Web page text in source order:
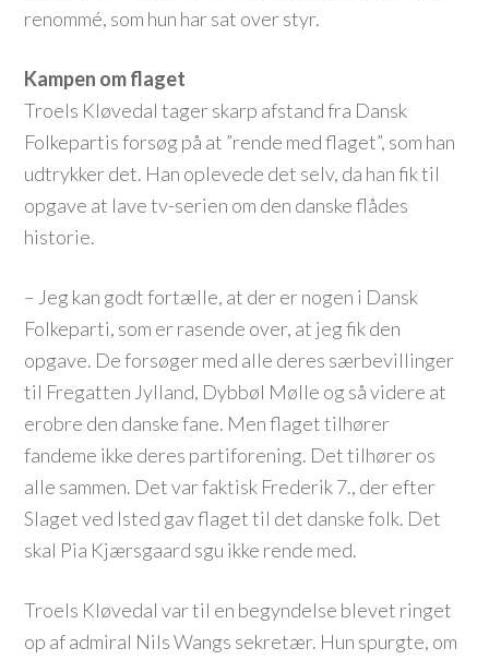
renommé, som hun har sat over styr.
Kampen om flaget
Troels Kløvedal tager skarp afstand fra Dansk
Folkepartis forsøg på at ”rende med flaget”, som han
udtrykker det. Han oplevede det selv, da han fik til
opgave at lave tv-serien om den danske flådes
historie.
– Jeg kan godt fortælle, at der er nogen i Dansk
Folkeparti, som er rasende over, at jeg fik den
opgave. De forsøger med alle deres særbevillinger
til Fregatten Jylland, Dybbøl Mølle og så videre at
erobre den danske fane. Men flaget tilhører
fandeme ikke deres partiforening. Det tilhører os
alle sammen. Det var faktisk Frederik 7., der efter
Slaget ved Isted gav flaget til det danske folk. Det
skal Pia Kjærsgaard sgu ikke rende med.
Troels Kløvedal var til en begyndelse blevet ringet
op af admiral Nils Wangs sekretær. Hun spurgte, om